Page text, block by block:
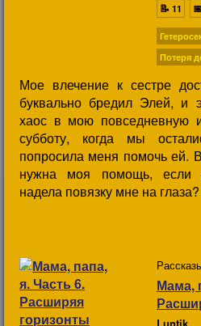
Мое влечение к сестре
буквально бредил Элей, и
хаос в мою повседневную
субботу, когда мы
попросила меня помочь ей.
нужна моя помощь, если
надела повязку мне на глаза?
📝 11 📅
Потеря
Мама,